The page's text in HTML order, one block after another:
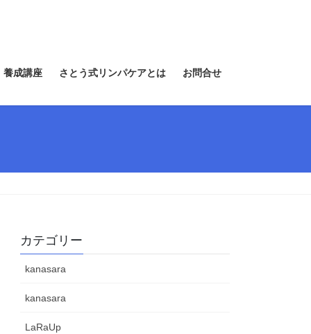
成講座 さとう式リンパケアとは お問合せ
カテゴリー
kanasara
kanasara
LaRaUp